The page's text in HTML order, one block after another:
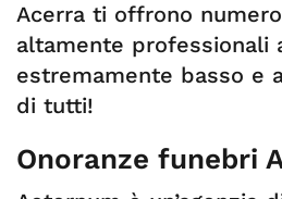
Acerra ti offrono
altamente professionali
estremamente basso e
di tutti!
Onoranze funebri